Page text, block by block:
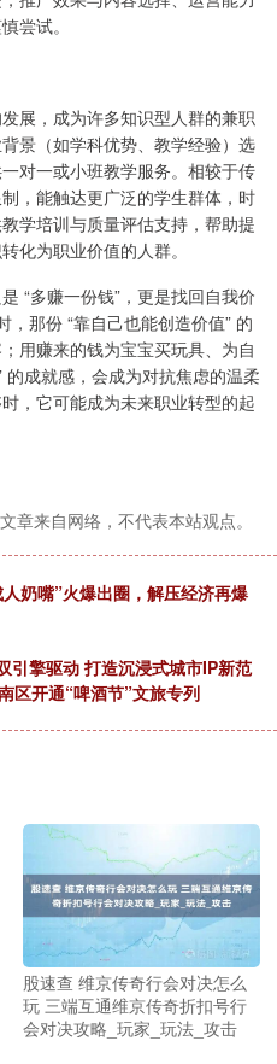
尝试。
展，成为许多知识型人群的兼职
景（如学科优势、教学经验）选
对一或小班教学服务。相较于传
，能触达更广泛的学生群体，时
学培训与质量评估支持，帮助提
化为职业价值的人群。
“多赚一份钱”，更是找回自我价
那份 “靠自己也能创造价值” 的
用赚来的钱为宝宝买玩具、为自
成就感，会成为对抗焦虑的温柔
，它可能成为未来职业转型的起
章来自网络，不代表本站观点。
奶嘴”火爆出圈，解压经济再爆
引擎驱动 打造沉浸式城市IP新范
开通“啤酒节”文旅专列
股速查 维京传奇行会对决怎么
玩 三端互通维京传奇折扣号行
会对决攻略_玩家_玩法_攻击